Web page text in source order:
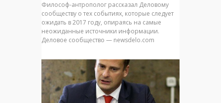
Философ-антрополог рассказал Деловому
сообществу о тех событиях, которые следует
ожидать в 2017 году, опираясь на самые
неожиданные источники информации.
Деловое сообщество — newsdelo.com